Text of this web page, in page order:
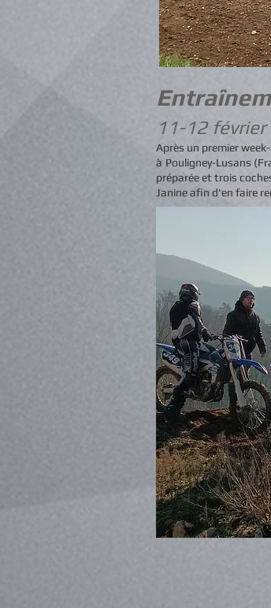
11-12 février
Après un premier
à Pouligney-Lusans
préparée et trois
Janine afin d'en faire